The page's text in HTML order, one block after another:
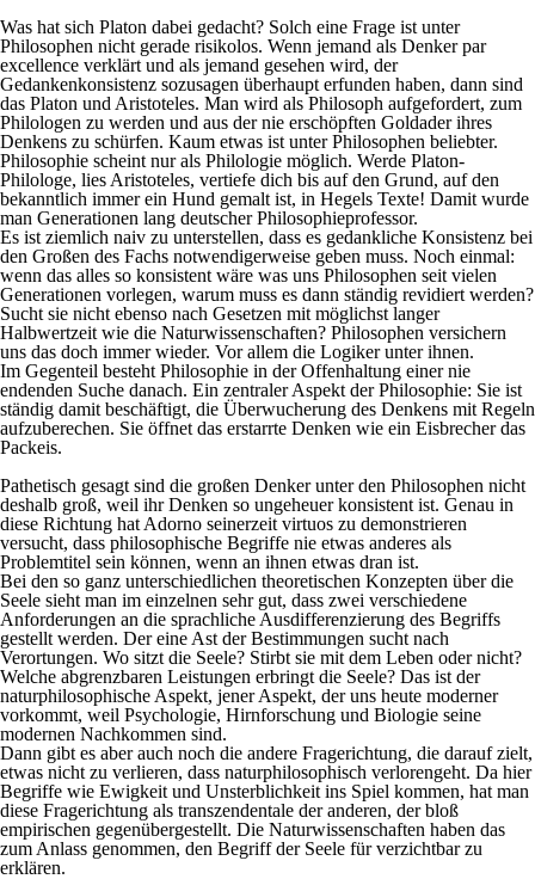
Was hat sich Platon dabei gedacht? Solch eine Frage ist unter
Philosophen nicht gerade risikolos. Wenn jemand als Denker par
excellence verklärt und als jemand gesehen wird, der
Gedankenkonsistenz sozusagen überhaupt erfunden haben, dann sind
das Platon und Aristoteles. Man wird als Philosoph aufgefordert, zum
Philologen zu werden und aus der nie erschöpften Goldader ihres
Denkens zu schürfen. Kaum etwas ist unter Philosophen beliebter.
Philosophie scheint nur als Philologie möglich. Werde Platon-
Philologe, lies Aristoteles, vertiefe dich bis auf den Grund, auf den
bekanntlich immer ein Hund gemalt ist, in Hegels Texte! Damit wurde
man Generationen lang deutscher Philosophieprofessor.
Es ist ziemlich naiv zu unterstellen, dass es gedankliche Konsistenz bei
den Großen des Fachs notwendigerweise geben muss. Noch einmal:
wenn das alles so konsistent wäre was uns Philosophen seit vielen
Generationen vorlegen, warum muss es dann ständig revidiert werden?
Sucht sie nicht ebenso nach Gesetzen mit möglichst langer
Halbwertzeit wie die Naturwissenschaften? Philosophen versichern
uns das doch immer wieder. Vor allem die Logiker unter ihnen.
Im Gegenteil besteht Philosophie in der Offenhaltung einer nie
endenden Suche danach. Ein zentraler Aspekt der Philosophie: Sie ist
ständig damit beschäftigt, die Überwucherung des Denkens mit Regeln
aufzuberechen. Sie öffnet das erstarrte Denken wie ein Eisbrecher das
Packeis.
Pathetisch gesagt sind die großen Denker unter den Philosophen nicht
deshalb groß, weil ihr Denken so ungeheuer konsistent ist. Genau in
diese Richtung hat Adorno seinerzeit virtuos zu demonstrieren
versucht, dass philosophische Begriffe nie etwas anderes als
Problemtitel sein können, wenn an ihnen etwas dran ist.
Bei den so ganz unterschiedlichen theoretischen Konzepten über die
Seele sieht man im einzelnen sehr gut, dass zwei verschiedene
Anforderungen an die sprachliche Ausdifferenzierung des Begriffs
gestellt werden. Der eine Ast der Bestimmungen sucht nach
Verortungen. Wo sitzt die Seele? Stirbt sie mit dem Leben oder nicht?
Welche abgrenzbaren Leistungen erbringt die Seele? Das ist der
naturphilosophische Aspekt, jener Aspekt, der uns heute moderner
vorkommt, weil Psychologie, Hirnforschung und Biologie seine
modernen Nachkommen sind.
Dann gibt es aber auch noch die andere Fragerichtung, die darauf zielt,
etwas nicht zu verlieren, dass naturphilosophisch verlorengeht. Da hier
Begriffe wie Ewigkeit und Unsterblichkeit ins Spiel kommen, hat man
diese Fragerichtung als transzendentale der anderen, der bloß
empirischen gegenübergestellt. Die Naturwissenschaften haben das
zum Anlass genommen, den Begriff der Seele für verzichtbar zu
erklären.